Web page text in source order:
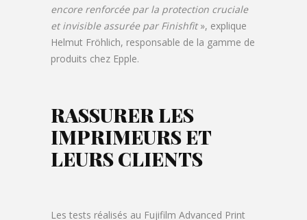
encore renforcée par la protection cruciale
et invisible assurée par Finishfit», explique
Helmut Fröhlich, responsable de la gamme de
produits chez Epple.
RASSURER LES
IMPRIMEURS ET
LEURS CLIENTS
Les tests réalisés au Fujifilm Advanced Print